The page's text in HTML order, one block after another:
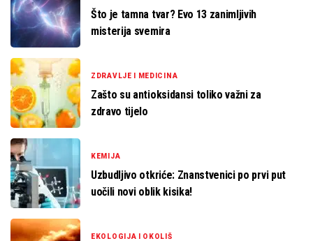
Što je tamna tvar? Evo 13 zanimljivih
misterija svemira
ZDRAVLJE I MEDICINA
Zašto su antioksidansi toliko važni za
zdravo tijelo
KEMIJA
Uzbudljivo otkriće: Znanstvenici po prvi put
uočili novi oblik kisika!
EKOLOGIJA I OKOLIŠ